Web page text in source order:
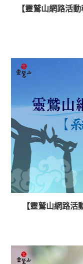
【靈鷲山網路活
【靈鷲山網路